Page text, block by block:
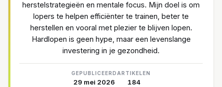
herstelstrategieën en mentale focus. Mijn doel is om
lopers te helpen efficiënter te trainen, beter te
herstellen en vooral met plezier te blijven lopen.
Hardlopen is geen hype, maar een levenslange
investering in je gezondheid.
GEPUBLICEERD
29 mei 2026
ARTIKELEN
184